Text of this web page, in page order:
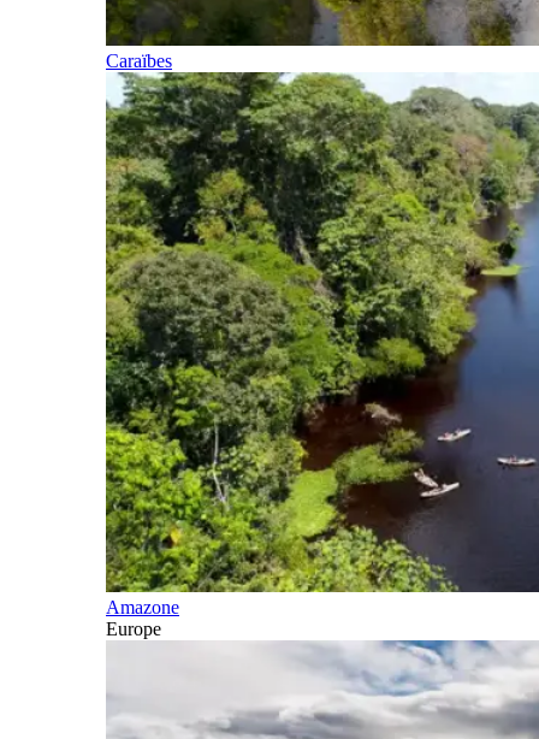
Caraïbes
Amazone
Europe